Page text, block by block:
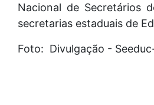
Nacional de Secretários
secretarias estaduais de
Foto: Divulgação -